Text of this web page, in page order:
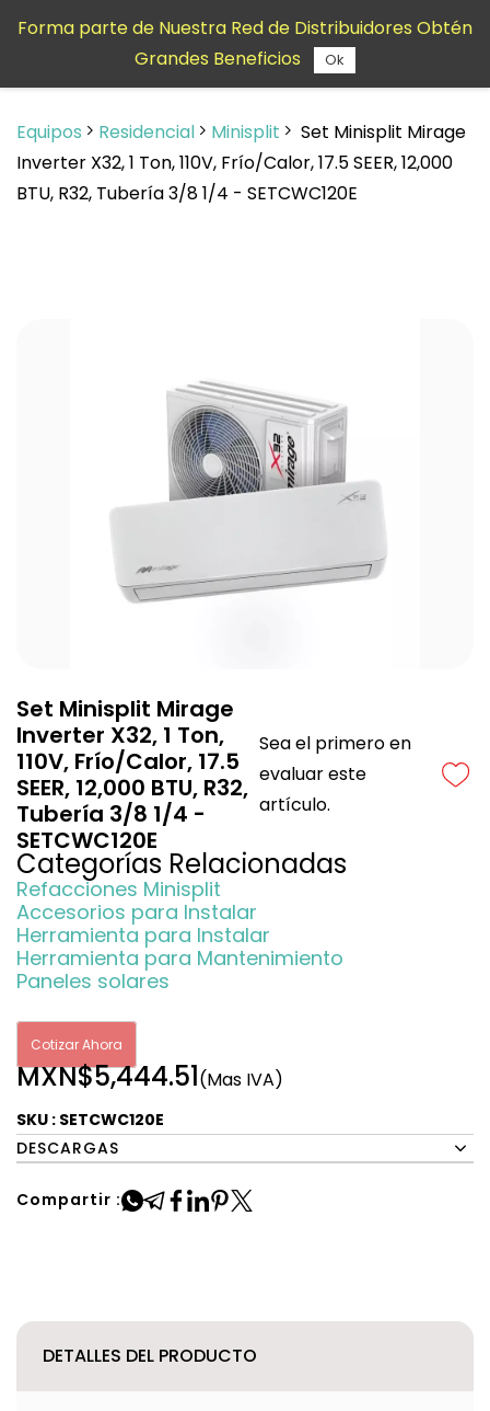
contenido
Equipos Residencial Minisplit
Set Minisplit Mirage
Inverter X32, 1 Ton, 110V, Frío/Calor, 17.5 SEER, 12,000
BTU, R32, Tubería 3/8 1/4 - SETCWC120E
Set Minisplit Mirage
Inverter X32, 1 Ton,
110V, Frío/Calor, 17.5
SEER, 12,000 BTU, R32,
Tubería 3/8 1/4 -
SETCWC120E
Sea el primero en
evaluar este
artículo.
Categorías Relacionadas
Refacciones Minisplit
Accesorios para Instalar
Herramienta para Instalar
Herramienta para Mantenimiento
Paneles solares
Cotizar Ahora
MXN$5,444.51(Mas IVA)
SKU : SETCWC120E
DESCARGAS
Compartir :
DETALLES DEL PRODUCTO
Forma parte de Nuestra Red de Distribuidores Obtén
Grandes Beneficios
Ok